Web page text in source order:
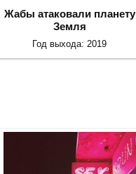
Жабы атаковали планету
Земля
Год выхода: 2019